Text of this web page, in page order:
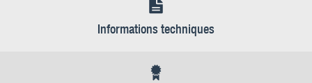
Informations techniques